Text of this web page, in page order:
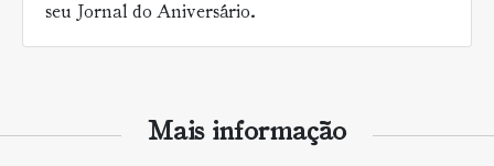
seu Jornal do Aniversário.
Mais informação